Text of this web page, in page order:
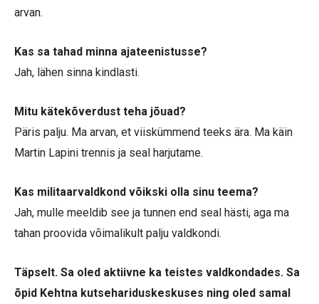
arvan.
Kas sa tahad minna ajateenistusse?
Jah, lähen sinna kindlasti.
Mitu kätekõverdust teha jõuad?
Päris palju. Ma arvan, et viiskümmend teeks ära. Ma käin
Martin Lapini trennis ja seal harjutame.
Kas militaarvaldkond võikski olla sinu teema?
Jah, mulle meeldib see ja tunnen end seal hästi, aga ma
tahan proovida võimalikult palju valdkondi.
Täpselt. Sa oled aktiivne ka teistes valdkondades. Sa
õpid Kehtna kutsehariduskeskuses ning oled samal